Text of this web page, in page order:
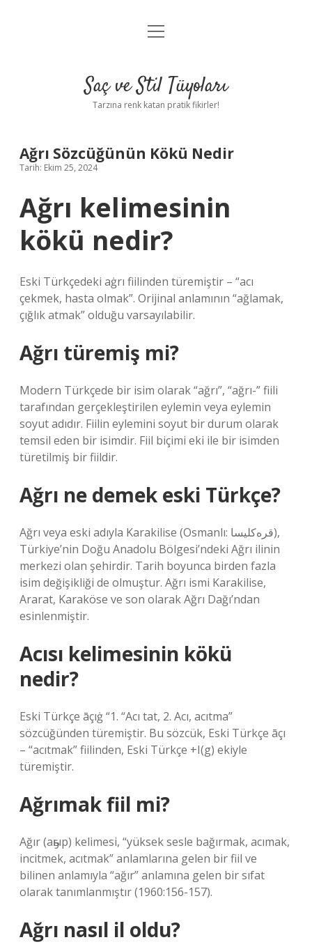
Anasayfa
Yasal Uyarı
menüyü
Saç ve Stil Tüyoları
Tarzına renk katan pratik fikirler!
Ağrı Sözcüğünün Kökü Nedir
Tarih: Ekim 25, 2024
Ağrı kelimesinin
kökü nedir?
Eski Türkçedeki aġrı fiilinden türemiştir – “acı
çekmek, hasta olmak”. Orijinal anlamının “ağlamak,
çığlık atmak” olduğu varsayılabilir.
Ağrı türemiş mi?
Modern Türkçede bir isim olarak “ağrı”, “ağrı-” fiili
tarafından gerçekleştirilen eylemin veya eylemin
soyut adıdır. Fiilin eylemini soyut bir durum olarak
temsil eden bir isimdir. Fiil biçimi eki ile bir isimden
türetilmiş bir fiildir.
Ağrı ne demek eski Türkçe?
Ağrı veya eski adıyla Karakilise (Osmanlı: قره‌کلیسا),
Türkiye’nin Doğu Anadolu Bölgesi’ndeki Ağrı ilinin
merkezi olan şehirdir. Tarih boyunca birden fazla
isim değişikliği de olmuştur. Ağrı ismi Karakilise,
Ararat, Karaköse ve son olarak Ağrı Dağı’ndan
esinlenmiştir.
Acısı kelimesinin kökü
nedir?
Eski Türkçe āçıġ “1. “Acı tat, 2. Acı, acıtma”
sözcüğünden türemiştir. Bu sözcük, Eski Türkçe āçı
– “acıtmak” fiilinden, Eski Türkçe +I(g) ekiyle
türemiştir.
Ağrımak fiil mi?
Ağır (aҕыр) kelimesi, “yüksek sesle bağırmak, acımak,
incitmek, acıtmak” anlamlarına gelen bir fiil ve
bilinen anlamıyla “ağır” anlamına gelen bir sıfat
olarak tanımlanmıştır (1960:156-157).
Ağrı nasıl il oldu?